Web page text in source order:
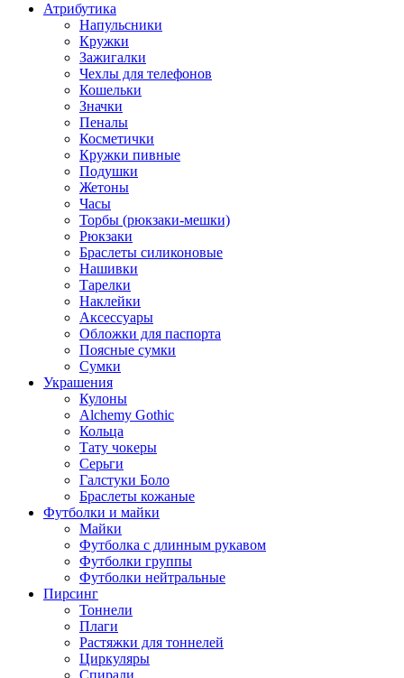
Атрибутика
Напульсники
Кружки
Зажигалки
Чехлы для телефонов
Кошельки
Значки
Пеналы
Косметички
Кружки пивные
Подушки
Жетоны
Часы
Торбы (рюкзаки-мешки)
Рюкзаки
Браслеты силиконовые
Нашивки
Тарелки
Наклейки
Аксессуары
Обложки для паспорта
Поясные сумки
Сумки
Украшения
Кулоны
Alchemy Gothic
Кольца
Тату чокеры
Серьги
Галстуки Боло
Браслеты кожаные
Футболки и майки
Майки
Футболка с длинным рукавом
Футболки группы
Футболки нейтральные
Пирсинг
Тоннели
Плаги
Растяжки для тоннелей
Циркуляры
Спирали